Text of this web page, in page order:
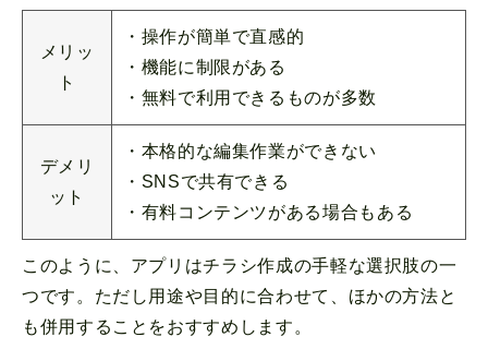
メリッ
ト
・操作が簡単で直感的
・機能に制限がある
・無料で利用できるものが多数
デメリ
ット
・本格的な編集作業ができない
・SNSで共有できる
・有料コンテンツがある場合もある
このように、アプリはチラシ作成の手軽な選択肢の一
つです。ただし用途や目的に合わせて、ほかの方法と
も併用することをおすすめします。